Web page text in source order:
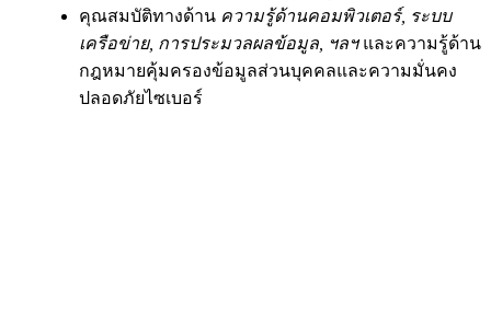
คุณสมบัติทางด้าน ความรู้ด้านคอมพิวเตอร์, ระบบ
เครือข่าย, การประมวลผลข้อมูล, ฯลฯและความรู้ด้าน
กฎหมายคุ้มครองข้อมูลส่วนบุคคลและความมั่นคง
ปลอดภัยไซเบอร์